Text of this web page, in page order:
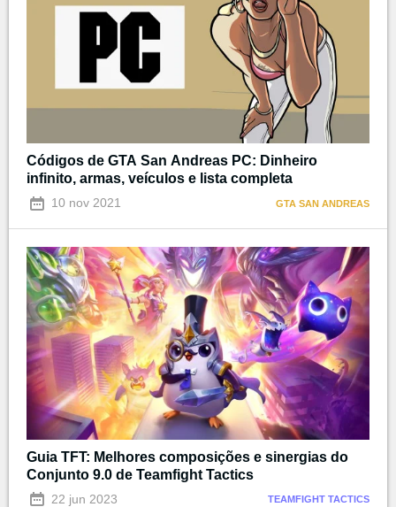
Códigos de GTA San Andreas PC: Dinheiro
infinito, armas, veículos e lista completa
10 nov 2021 GTA SAN ANDREAS
Guia TFT: Melhores composições e sinergias do
Conjunto 9.0 de Teamfight Tactics
22 jun 2023 TEAMFIGHT TACTICS